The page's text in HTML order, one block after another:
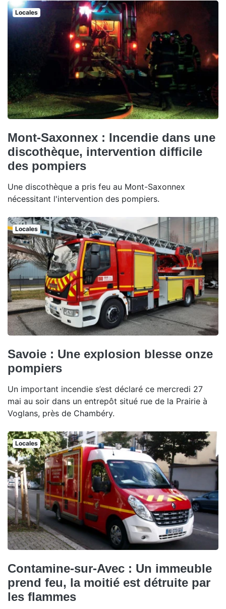
Locales
Mont-Saxonnex : Incendie dans une
discothèque, intervention difficile
des pompiers
Une discothèque a pris feu au Mont-Saxonnex
nécessitant l'intervention des pompiers.
Locales
Savoie : Une explosion blesse onze
pompiers
Un important incendie s’est déclaré ce mercredi 27
mai au soir dans un entrepôt situé rue de la Prairie à
Voglans, près de Chambéry.
Locales
Contamine-sur-Avec : Un immeuble
prend feu, la moitié est détruite par
les flammes